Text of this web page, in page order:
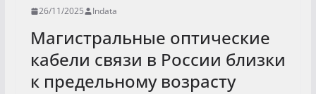
26/11/2025 Indata
Магистральные оптические
кабели связи в России близки
к предельному возрасту